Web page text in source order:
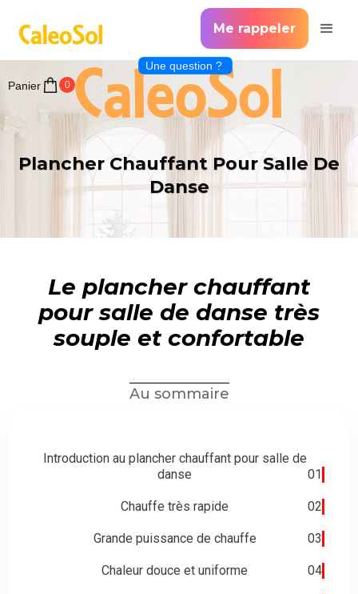
Me rappeler
Panier 0
Une question ?
CaleoSol
Plancher Chauffant Pour Salle De
Danse
Le plancher chauffant
pour salle de danse très
souple et confortable
Au sommaire
Introduction au plancher chauffant pour salle de
danse
01
Chauffe très rapide 02
Grande puissance de chauffe 03
Chaleur douce et uniforme 04